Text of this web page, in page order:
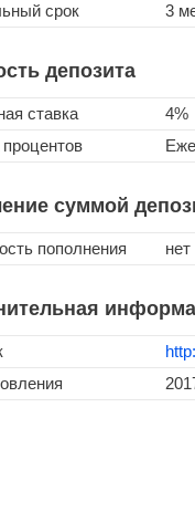
срок
3
депозита
ставка
4%
суммой
пополнения нет